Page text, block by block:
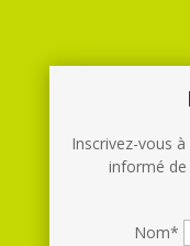
Inscrivez-vous
informé de
Nom*